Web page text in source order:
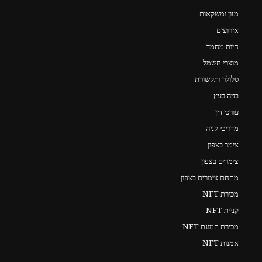
מזון ומשקאות
אירועים
חיות מחמד
מוצרי חשמל
סלולר ותקשורת
בניה בעץ
עורכי דין
מדריכי קניה
צימר בצפון
צימרים בצפון
מתחם צימרים בצפון
מכירת NFT
קניית NFT
מכירת תמונת NFT
אמנות NFT